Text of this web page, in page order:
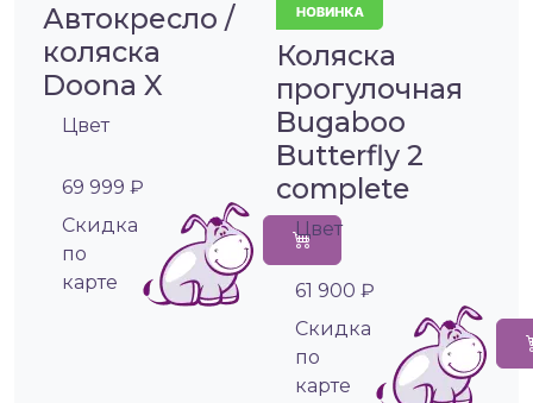
Автокресло /
коляска
Doona X
Цвет
69 999 ₽
Cкидка
по
карте
Коляска
прогулочная
Bugaboo
Butterfly 2
complete
Цвет
61 900 ₽
Cкидка
по
карте